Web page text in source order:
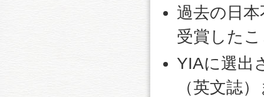
過去の日
受賞した
YIAに選出
（英文誌